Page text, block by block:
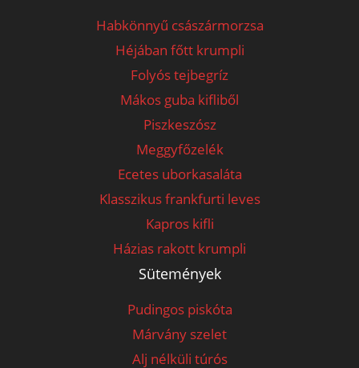
Habkönnyű császármorzsa
Héjában főtt krumpli
Folyós tejbegríz
Mákos guba kifliből
Piszkeszósz
Meggyfőzelék
Ecetes uborkasaláta
Klasszikus frankfurti leves
Kapros kifli
Házias rakott krumpli
Sütemények
Pudingos piskóta
Márvány szelet
Alj nélküli túrós